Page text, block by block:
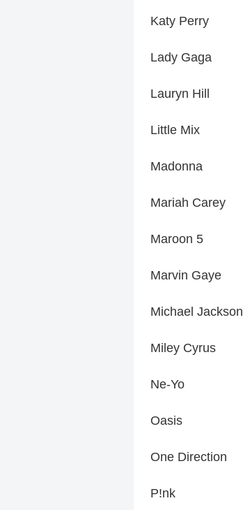
Katy Perry
Lady Gaga
Lauryn Hill
Little Mix
Madonna
Mariah Carey
Maroon 5
Marvin Gaye
Michael Jackson
Miley Cyrus
Ne-Yo
Oasis
One Direction
P!nk